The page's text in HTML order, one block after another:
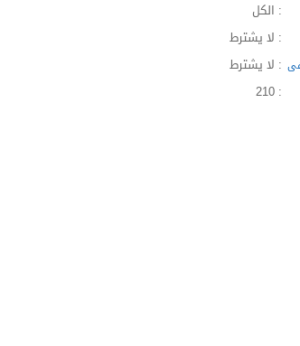
: الكل
: لا يشترط
: لا يشترط
: 210